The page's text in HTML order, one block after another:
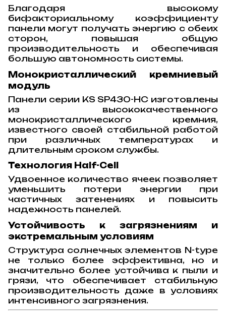
Благодаря высокому
бифакториальному коэффициенту
панели могут получать энергию с обеих
сторон, повышая общую
производительность и обеспечивая
большую автономность системы.
Монокристаллический кремниевый
модуль
Панели серии KS SP430-HC изготовлены
из высококачественного
монокристаллического кремния,
известного своей стабильной работой
при различных температурах и
длительным сроком службы.
Технология Half-Cell
Удвоенное количество ячеек позволяет
уменьшить потери энергии при
частичных затенениях и повысить
надежность панелей.
Устойчивость к загрязнениям и
экстремальным условиям
Структура солнечных элементов N-type
не только более эффективна, но и
значительно более устойчива к пыли и
грязи, что обеспечивает стабильную
производительность даже в условиях
интенсивного загрязнения.